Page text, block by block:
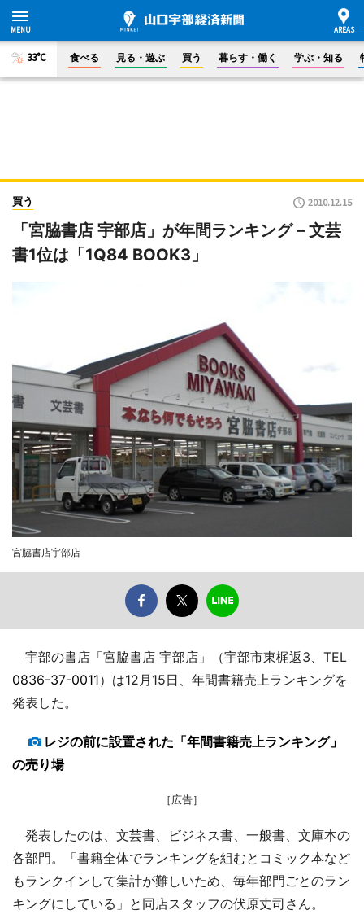
33°C 食べる 見る・遊ぶ 買う 暮らす・働く 学ぶ・知る
買う 2010.12.15
「宮脇書店 宇部店」が年間ランキング－文芸
書1位は「1Q84 BOOK3」
宮脇書店宇部店
宇部の書店「宮脇書店 宇部店」（宇部市東梶返3、TEL
0836-37-0011）は12月15日、年間書籍売上ランキングを
発表した。
レジの前に設置された「年間書籍売上ランキング」
の売り場
［広告］
発表したのは、文芸書、ビジネス書、一般書、文庫本の
各部門。「書籍全体でランキングを組むとコミック本など
もランクインして集計が難しいため、毎年部門ごとのラン
キングにしている」と同店スタッフの伏原丈司さん。